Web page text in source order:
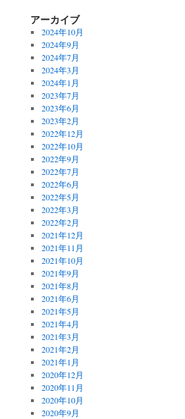
アーカイブ
2024年10月
2024年9月
2024年7月
2024年3月
2024年1月
2023年7月
2023年6月
2023年2月
2022年12月
2022年10月
2022年9月
2022年7月
2022年6月
2022年5月
2022年3月
2022年2月
2021年12月
2021年11月
2021年10月
2021年9月
2021年8月
2021年6月
2021年5月
2021年4月
2021年3月
2021年2月
2021年1月
2020年12月
2020年11月
2020年10月
2020年9月